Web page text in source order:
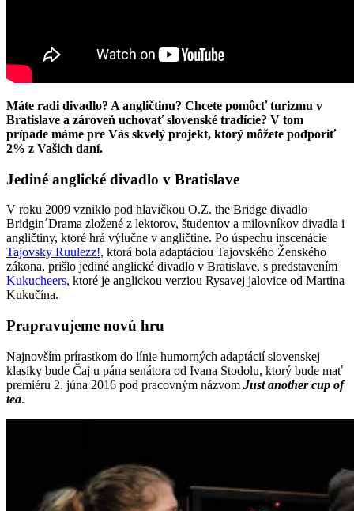
Máte radi divadlo? A angličtinu? Chcete pomôcť turizmu v
Bratislave a zároveň uchovať slovenské tradície? V tom
prípade máme pre Vás skvelý projekt, ktorý môžete podporiť
2% z Vašich daní.
Jediné anglické divadlo v Bratislave
V roku 2009 vzniklo pod hlavičkou O.Z. the Bridge divadlo
Bridgin´Drama zložené z lektorov, študentov a milovníkov divadla i
angličtiny, ktoré hrá výlučne v angličtine. Po úspechu inscenácie
Tajovsky Ruulezz!, ktorá bola adaptáciou Tajovského Ženského
zákona, prišlo jediné anglické divadlo v Bratislave, s predstavením
Kukucheers, ktoré je anglickou verziou Rysavej jalovice od Martina
Kukučína.
Prapravujeme novú hru
Najnovším prírastkom do línie humorných adaptácií slovenskej
klasiky bude Čaj u pána senátora od Ivana Stodolu, ktorý bude mať
premiéru 2. júna 2016 pod pracovným názvom Just another cup of
tea.